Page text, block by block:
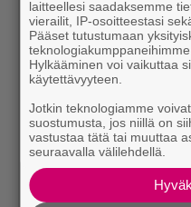
laitteellesi saadaksemme
vierailit, IP-osoitteestasi
Pääset tutustumaan
Hylkääminen voi vaikuttaa
käytettävyyteen.
Jotkin teknologiamme
suostumusta, jos niillä on
vastustaa tätä tai muuttaa
seuraavalla välilehdellä.